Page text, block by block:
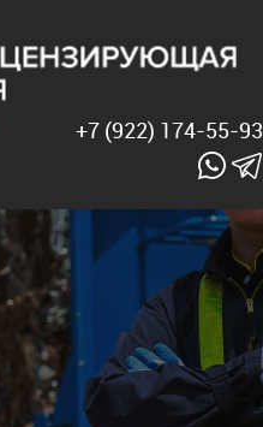
+7 (922) 174-55-93